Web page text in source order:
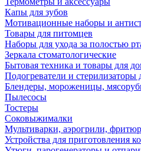
Капы для зубов
Мотивационные наборы и
Товары для питомцев
Наборы для ухода за полостью
Зеркала стоматологические
Бытовая техника и товары для
Подогреватели и стерилизаторы
Блендеры, мороженицы,
Пылесосы
Тостеры
Соковыжималки
Мультиварки, аэрогрили,
Устройства для приготовления